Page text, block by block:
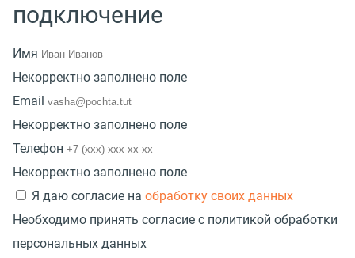
подключение
Имя
Некорректно заполнено поле
Email
Некорректно заполнено поле
Телефон
Некорректно заполнено поле
Я даю согласие на обработку своих данных
Необходимо принять согласие с политикой обработки
персональных данных